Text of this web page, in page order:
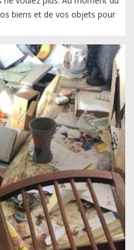
biens et de vos objets pour